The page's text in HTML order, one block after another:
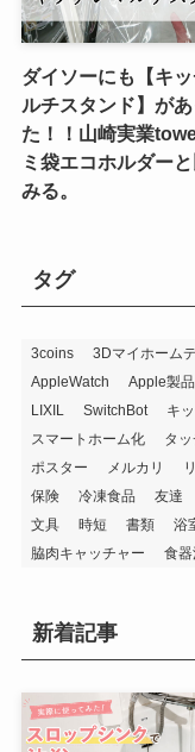
ダイソーにも【キ
ルチスタンド】が
た！！山崎実業
ミ袋エコホルダー
みる。
タグ
3coins 3Dマイホーム
AppleWatch
Apple製品
LIXIL
SwitchBot キ
スマートホーム化
タ
ポスター
メルカリ
保険
冷凍食品 友達
文具
時短 書類 浴
脇肉キャッチャー
食
新着記事